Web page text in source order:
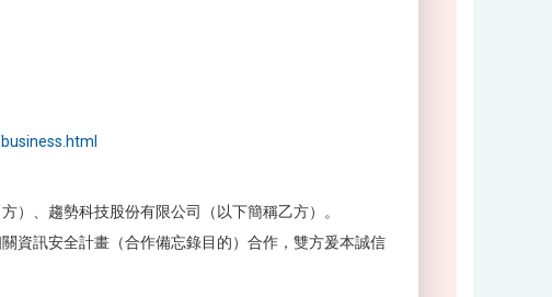
）、趨勢科技股份有限公司（以下簡稱乙方）。
資訊安全計畫（合作備忘錄目的）合作，雙方爰本誠信